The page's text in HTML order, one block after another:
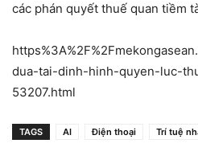
các phán quyết thuế quan tiềm
dua-tai-dinh-hinh-quyen-luc-
53207.html
TAGS AI Điện thoại Trí tuệ